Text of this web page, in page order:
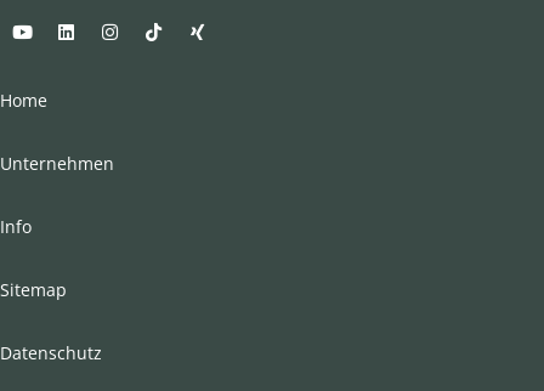
Home
Unternehmen
Info
Sitemap
Datenschutz